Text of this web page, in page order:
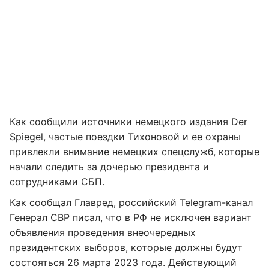
Как сообщили источники немецкого издания Der
Spiegel, частые поездки Тихоновой и ее охраны
привлекли внимание немецких спецслужб, которые
начали следить за дочерью президента и
сотрудниками СБП.
Как сообщал Главред, российский Telegram-канал
Генерал СВР писал, что в РФ не исключен вариант
объявления проведения внеочередных
президентских выборов, которые должны будут
состояться 26 марта 2023 года. Действующий